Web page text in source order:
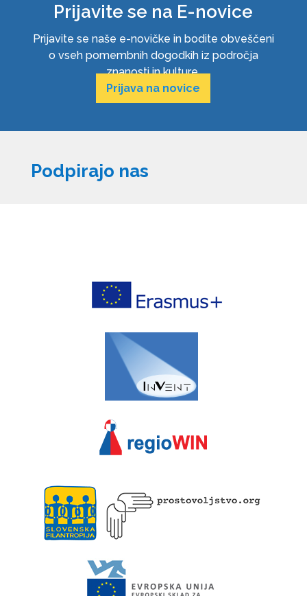
Prijavite se na E-novice
Prijavite se naše e-novičke in bodite obveščeni
o vseh pomembnih dogodkih iz področja
znanosti in kulture.
Prijava na novice
Podpirajo nas